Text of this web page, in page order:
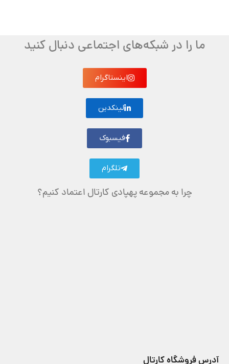
ما را در شبکه‌های اجتماعی دنبال کنید
اینستاگرام
لینکدین
فیسبوک
تلگرام
چرا به مجموعه پهپادی کارتال اعتماد کنیم؟
آدرس فروشگاه کارتال